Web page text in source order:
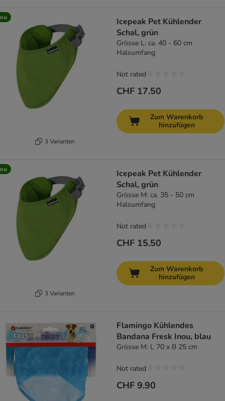
3 Varianten
Icepeak Pet Kühlender
Schal, grün
Grösse L: ca. 40 - 60 cm
Halsumfang
CHF 17.50
Not rated
Zum Warenkorb
hinzufügen
3 Varianten
Icepeak Pet Kühlender
Schal, grün
Grösse M: ca. 35 - 50 cm
Halsumfang
CHF 15.50
Not rated
Zum Warenkorb
hinzufügen
Flamingo Kühlendes
Bandana Fresk Inou, blau
Grösse M: L 70 x B 25 cm
CHF 9.90
Not rated